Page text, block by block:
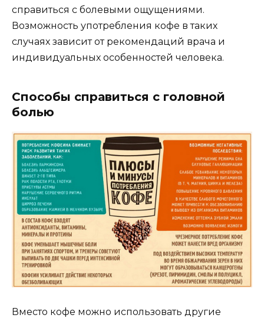
справиться с болевыми ощущениями.
Возможность употребления кофе в таких
случаях зависит от рекомендаций врача и
индивидуальных особенностей человека.
Способы справиться с головной
болью
Вместо кофе можно использовать другие